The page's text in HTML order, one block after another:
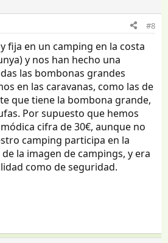
#8
fija en un camping en la costa
y nos han hecho una
las bombonas grandes
en las caravanas, como las de
que tiene la bombona grande,
Por supuesto que hemos
cifra de 30€, aunque no
camping participa en la
la imagen de campings, y era
como de seguridad.